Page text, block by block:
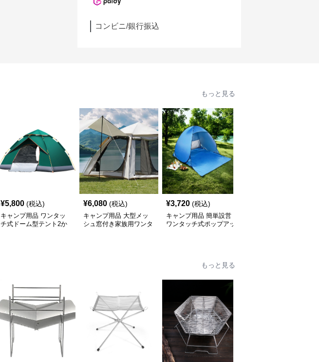
コンビニ/銀行振込
もっと見る
¥5,800 (税込)
キャンプ用品 ワンタッ
チ式ドーム型テント2か
¥6,080 (税込)
キャンプ用品 大型メッ
シュ窓付き家族用ワンタ
¥3,720 (税込)
キャンプ用品 簡単設営
ワンタッチ式ポップアッ
もっと見る